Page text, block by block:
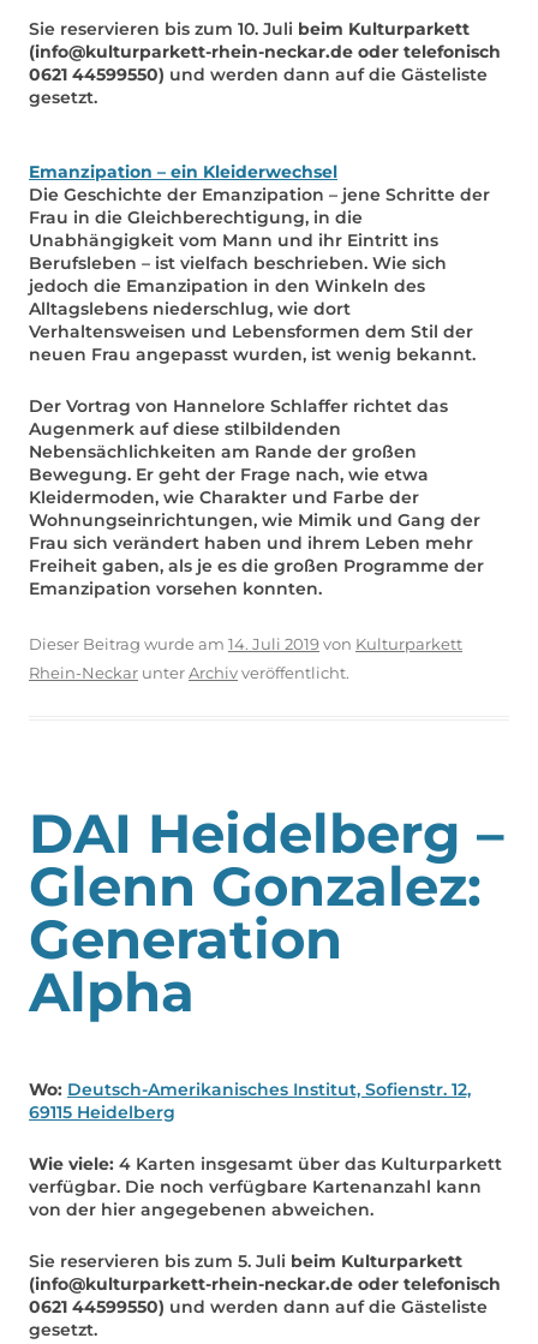
Sie reservieren bis zum 10. Juli beim Kulturparkett
(info@kulturparkett-rhein-neckar.de oder telefonisch
0621 44599550) und werden dann auf die Gästeliste
gesetzt.
Emanzipation – ein Kleiderwechsel
Die Geschichte der Emanzipation – jene Schritte der
Frau in die Gleichberechtigung, in die
Unabhängigkeit vom Mann und ihr Eintritt ins
Berufsleben – ist vielfach beschrieben. Wie sich
jedoch die Emanzipation in den Winkeln des
Alltagslebens niederschlug, wie dort
Verhaltensweisen und Lebensformen dem Stil der
neuen Frau angepasst wurden, ist wenig bekannt.
Der Vortrag von Hannelore Schlaffer richtet das
Augenmerk auf diese stilbildenden
Nebensächlichkeiten am Rande der großen
Bewegung. Er geht der Frage nach, wie etwa
Kleidermoden, wie Charakter und Farbe der
Wohnungseinrichtungen, wie Mimik und Gang der
Frau sich verändert haben und ihrem Leben mehr
Freiheit gaben, als je es die großen Programme der
Emanzipation vorsehen konnten.
Dieser Beitrag wurde am 14. Juli 2019von Kulturparkett
Rhein-Neckar unterArchivveröffentlicht.
DAI Heidelberg –
Glenn Gonzalez:
Generation
Alpha
Wo: Deutsch-Amerikanisches Institut, Sofienstr. 12,
69115 Heidelberg
Wie viele: 4 Karten insgesamt über das Kulturparkett
verfügbar. Die noch verfügbare Kartenanzahl kann
von der hier angegebenen abweichen.
Sie reservieren bis zum 5. Juli beim Kulturparkett
(info@kulturparkett-rhein-neckar.de oder telefonisch
0621 44599550) und werden dann auf die Gästeliste
gesetzt.